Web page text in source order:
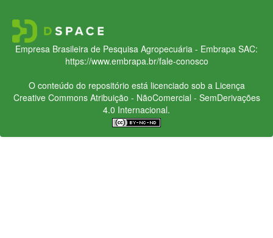
Empresa Brasileira de Pesquisa Agropecuária - Embrapa SAC:
https://www.embrapa.br/fale-conosco
O conteúdo do repositório está licenciado sob a Licença
Creative CommonsAtribuição - NãoComercial - SemDerivações
4.0 Internacional.